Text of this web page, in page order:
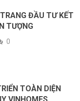
ĐẦU TƯ KẾT
TƯỢNG
0
TOÀN DIỆN